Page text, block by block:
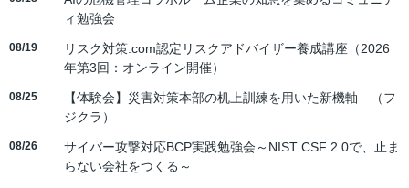
ィ勉強会
08/19
リスク対策.com認定リスクアドバイザー養成講座（2026
年第3回：オンライン開催）
08/25
【体験会】災害対策本部の机上訓練を用いた新機軸 （フ
ジクラ）
08/26
サイバー攻撃対応BCP実践勉強会～NIST CSF 2.0で、止ま
らない会社をつくる～